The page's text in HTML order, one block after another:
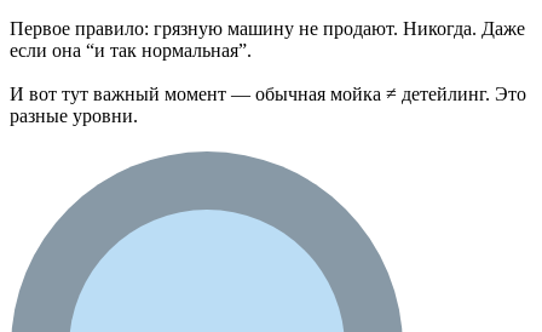
Первое правило: грязную машину не продают. Никогда. Даже
если она “и так нормальная”.
И вот тут важный момент — обычная мойка ≠ детейлинг. Это
разные уровни.